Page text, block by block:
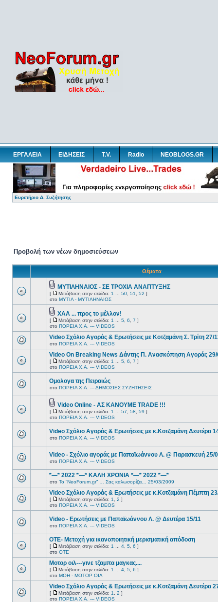
ΕΡΓΑΛΕΙΑ ΕΙΔΗΣΕΙΣ T.V. Radio NEOBLOGS.GR
Ευρετήριο Δ. Συζήτησης
Προβολή των νέων δημοσιεύσεων
Θέματα
ΜΥΤΙΛΗΝΑΙΟΣ - ΣΕ ΤΡΟΧΙΑ ΑΝΑΠΤΥΞΗΣ
[ Μετάβαση στην σελίδα: 1 50 51 52 ]
στο ΜΥΤΙΛ - ΜΥΤΙΛΗΝΑΙΟΣ
ΧΑΑ ... προς το μέλλον!
[ Μετάβαση στην σελίδα: 1 5 6 7 ]
στο ΠΟΡΕΙΑ Χ.Α. --- VIDEOS
Video Σχόλιο Αγοράς & Ερωτήσεις με Κοτζαμάνη Σ. Τρίτη 27/
στο ΠΟΡΕΙΑ Χ.Α. --- VIDEOS
Video On Breaking News Δάντης Π. Ανασκόπηση Αγοράς 29/
[ Μετάβαση στην σελίδα: 1 5 6 7 ]
στο ΠΟΡΕΙΑ Χ.Α. --- VIDEOS
Oμολογα της Πειραιώς
στο ΠΟΡΕΙΑ Χ.Α. --- ΔΗΜΟΣΙΕΣ ΣΥΖΗΤΗΣΕΙΣ
Video Online - ΑΣ ΚΑΝΟΥΜΕ TRADE !!!
[ Μετάβαση στην σελίδα: 1 57 58 59 ]
στο ΠΟΡΕΙΑ Χ.Α. --- VIDEOS
Video Σχόλιο Αγοράς & Ερωτήσεις με κ.Κοτζαμάνη Δευτέρα
στο ΠΟΡΕΙΑ Χ.Α. --- VIDEOS
Video - Σχόλιο αγοράς με Παπαϊωάννου Λ. @ Παρασκευή 25/
στο ΠΟΡΕΙΑ Χ.Α. --- VIDEOS
*—* 2022 *—* ΚΑΛΗ ΧΡΟΝΙΑ *—* 2022 *—*
στο Το “NeoForum.gr” … Σας καλωσορίζει… 25/03/2009
Video Σχόλιο Αγοράς & Ερωτήσεις με κ.Κοτζαμάνη Πέμπτη
[ Μετάβαση στην σελίδα: 1 2 ]
στο ΠΟΡΕΙΑ Χ.Α. --- VIDEOS
Video - Ερωτήσεις με Παπαϊωάννου Λ. @ Δευτέρα 15/11
στο ΠΟΡΕΙΑ Χ.Α. --- VIDEOS
ΟΤΕ- Μετοχή για ικανοποιητική μερισματική απόδοση
[ Μετάβαση στην σελίδα: 1 4 5 6 ]
στο ΟΤΕ
Μοτορ οιλ---γινε τζαμπα μαγκας....
[ Μετάβαση στην σελίδα: 1 4 5 6 ]
στο ΜΟΗ - ΜΟΤΟΡ ΟΪΛ
Video Σχόλιο Αγοράς & Ερωτήσεις με κ.Κοτζαμάνη Δευτέρα
[ Μετάβαση στην σελίδα: 1 2 ]
στο ΠΟΡΕΙΑ Χ.Α. --- VIDEOS